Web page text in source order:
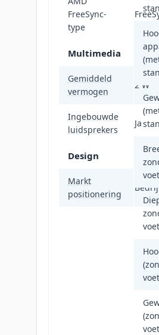
FreeSync-
type
Multimedia
Gemiddeld
vermogen
2 W
Ingebouwde
luidsprekers
Ja
Design
Markt
positionering